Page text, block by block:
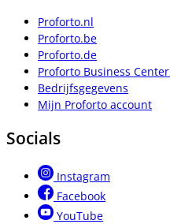
Proforto.nl
Proforto.be
Proforto.de
Proforto Business Center
Bedrijfsgegevens
Mijn Proforto account
Socials
Instagram
Facebook
YouTube